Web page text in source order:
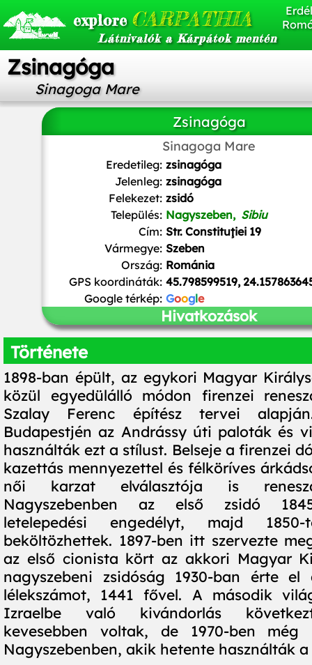
explore CARPATHIA
Látnivalók a Kárpátok mentén
Zsinagóga
Sinagoga Mare
Zsinagóga
Sinagoga Mare
Renardo la vulpo,CC BY-SA 3.0, via Wikimedia
Eredetileg: zsinagóga
Jelenleg: zsinagóga
Felekezet: zsidó
Település: Nagyszeben, Sibiu
Cím: Str. Constituţiei 19
Vármegye: Szeben
Ország: Románia
GPS koordináták: 45.798599519,
Google térkép: Google
Hivatkozások
Története
1898-ban épült, az egykori Magyar
közül egyedülálló módon firenzei
Szalay Ferenc építész tervei
Budapestjén az Andrássy úti paloták és
használták ezt a stílust. Belseje a firenzei
kazettás mennyezettel és félköríves
női karzat elválasztója is
Nagyszebenben az első zsidó
letelepedési engedélyt, majd 1850-
beköltözhettek. 1897-ben itt szervezte
az első cionista kört az akkori Magyar
nagyszebeni zsidóság 1930-ban érte el
lélekszámot, 1441 fővel. A második
Izraelbe való kivándorlás
kevesebben voltak, de 1970-ben
Nagyszebenben, akik hetente használták